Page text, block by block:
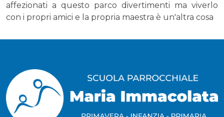
affezionati a questo parco divertimenti ma viverlo
con i propri amici e la propria maestra è un'altra cosa